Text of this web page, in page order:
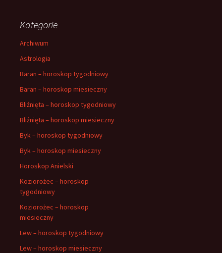
Kategorie
Archiwum
Astrologia
Baran – horoskop tygodniowy
Baran – horoskop miesieczny
Bliźnięta – horoskop tygodniowy
Bliźnięta – horoskop miesieczny
Byk – horoskop tygodniowy
Byk – horoskop miesieczny
Horoskop Anielski
Koziorożec – horoskop
tygodniowy
Koziorożec – horoskop
miesieczny
Lew – horoskop tygodniowy
Lew – horoskop miesieczny